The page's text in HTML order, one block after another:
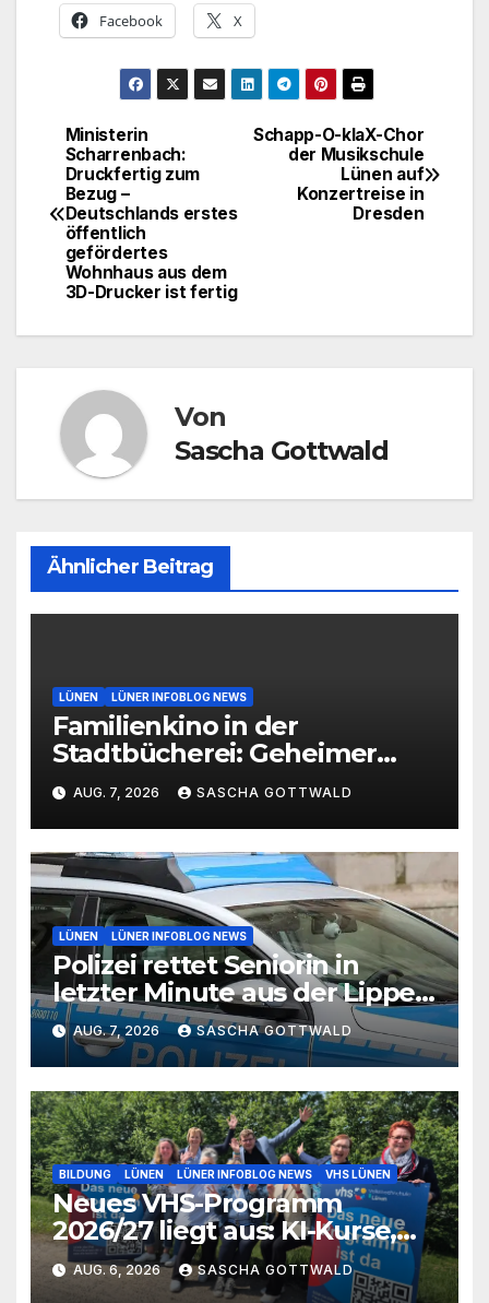
Facebook X
Beitragsnavigation
Schapp-O-klaX-Chor
der Musikschule
Lünen auf
Konzertreise in
Dresden
Ministerin
Scharrenbach:
Druckfertig zum
Bezug –
Deutschlands erstes
öffentlich
gefördertes
Wohnhaus aus dem
3D-Drucker ist fertig
Von
Sascha Gottwald
Ähnlicher Beitrag
LÜNEN LÜNER INFOBLOG NEWS
Familienkino in der
Stadtbücherei: Geheimer
Film bei freiem Eintritt
AUG. 7, 2026 SASCHA GOTTWALD
LÜNEN LÜNER INFOBLOG NEWS
Polizei rettet Seniorin in
letzter Minute aus der Lippe
bei Lünen
AUG. 7, 2026 SASCHA GOTTWALD
BILDUNG LÜNEN LÜNER INFOBLOG NEWS VHS LÜNEN
Neues VHS-Programm
2026/27 liegt aus: KI-Kurse,
IGA-Guides und neue
Formate
AUG. 6, 2026 SASCHA GOTTWALD